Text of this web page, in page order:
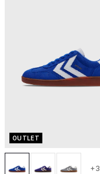
OUTLET
+3